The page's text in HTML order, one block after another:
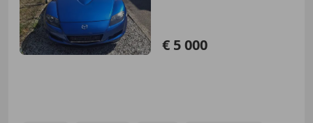
€ 5 000